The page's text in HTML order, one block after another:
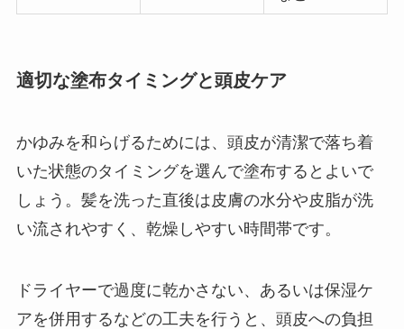
適切な塗布タイミングと頭皮ケア
かゆみを和らげるためには、頭皮が清潔で落ち着
いた状態のタイミングを選んで塗布するとよいで
しょう。髪を洗った直後は皮膚の水分や皮脂が洗
い流されやすく、乾燥しやすい時間帯です。
ドライヤーで過度に乾かさない、あるいは保湿ケ
アを併用するなどの工夫を行うと、頭皮への負担